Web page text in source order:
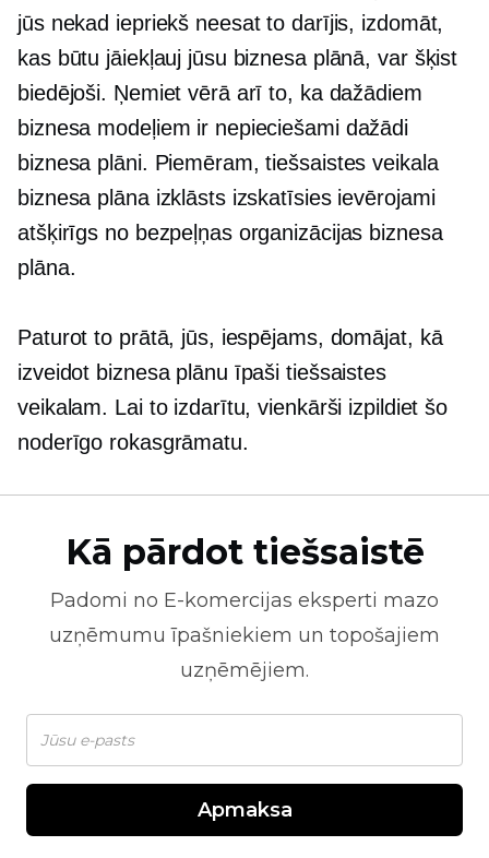
jūs nekad iepriekš neesat to darījis, izdomāt,
kas būtu jāiekļauj jūsu biznesa plānā, var šķist
biedējoši. Ņemiet vērā arī to, ka dažādiem
biznesa modeļiem ir nepieciešami dažādi
biznesa plāni. Piemēram, tiešsaistes veikala
biznesa plāna izklāsts izskatīsies ievērojami
atšķirīgs no bezpeļņas organizācijas biznesa
plāna.
Paturot to prātā, jūs, iespējams, domājat, kā
izveidot biznesa plānu īpaši tiešsaistes
veikalam. Lai to izdarītu, vienkārši izpildiet šo
noderīgo rokasgrāmatu.
Kā pārdot tiešsaistē
Padomi no E-komercijas eksperti mazo
uzņēmumu īpašniekiem un topošajiem
uzņēmējiem.
Apmaksa